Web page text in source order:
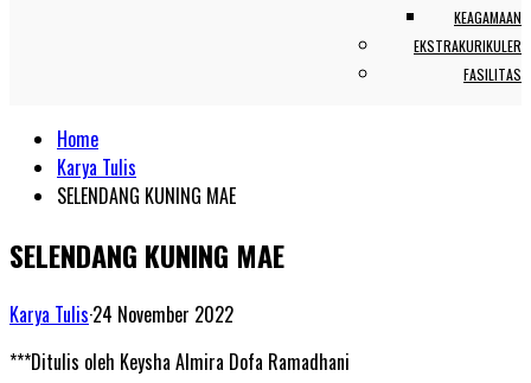
KEAGAMAAN
EKSTRAKURIKULER
FASILITAS
Home
Karya Tulis
SELENDANG KUNING MAE
SELENDANG KUNING MAE
Karya Tulis·24 November 2022
***Ditulis oleh Keysha Almira Dofa Ramadhani